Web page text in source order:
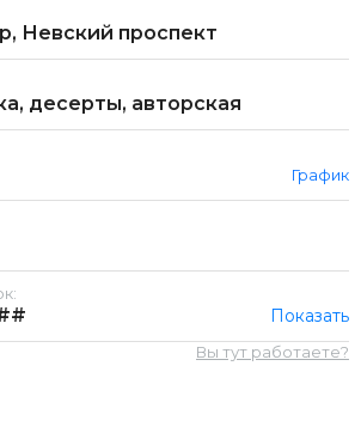
Невский проспект
десерты, авторская
График
Показать
Вы тут работаете?